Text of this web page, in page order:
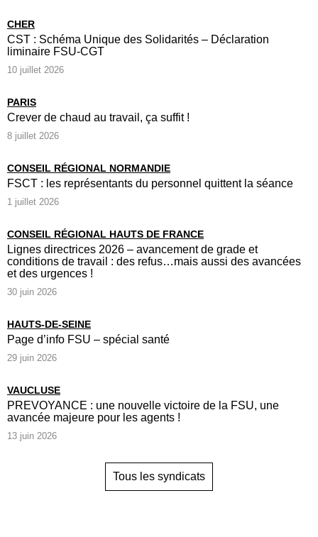
CHER
CST : Schéma Unique des Solidarités – Déclaration
liminaire FSU-CGT
10 juillet 2026
PARIS
Crever de chaud au travail, ça suffit !
8 juillet 2026
CONSEIL RÉGIONAL NORMANDIE
FSCT : les représentants du personnel quittent la séance
1 juillet 2026
CONSEIL RÉGIONAL HAUTS DE FRANCE
Lignes directrices 2026 – avancement de grade et
conditions de travail : des refus…mais aussi des avancées
et des urgences !
30 juin 2026
HAUTS-DE-SEINE
Page d’info FSU – spécial santé
29 juin 2026
VAUCLUSE
PREVOYANCE : une nouvelle victoire de la FSU, une
avancée majeure pour les agents !
13 juin 2026
Tous les syndicats